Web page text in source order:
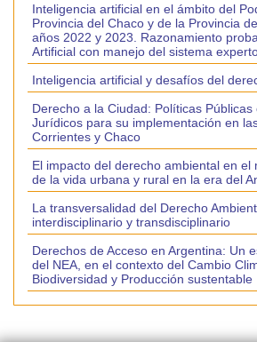
Inteligencia artificial en el ámbito del
Provincia del Chaco y de la Provincia
años 2022 y 2023. Razonamiento
Artificial con manejo del sistema
Inteligencia artificial y desafíos del
Derecho a la Ciudad: Políticas
Jurídicos para su implementación en
Corrientes y Chaco
El impacto del derecho ambiental en el
de la vida urbana y rural en la era del
La transversalidad del Derecho
interdisciplinario y transdisciplinario
Derechos de Acceso en Argentina: Un
del NEA, en el contexto del Cambio
Biodiversidad y Producción sustentable